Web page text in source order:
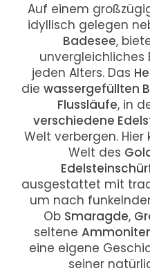
Auf einem
idyllisch gelegen
Badesee,
unvergleichliches
jeden Alters. Das
die wassergefüllten
Flussläufe, in
verschiedene
Welt verbergen. Hier
Welt des
ausgestattet mit
um nach
Ob Smaragde,
seltene
eine eigene
seiner